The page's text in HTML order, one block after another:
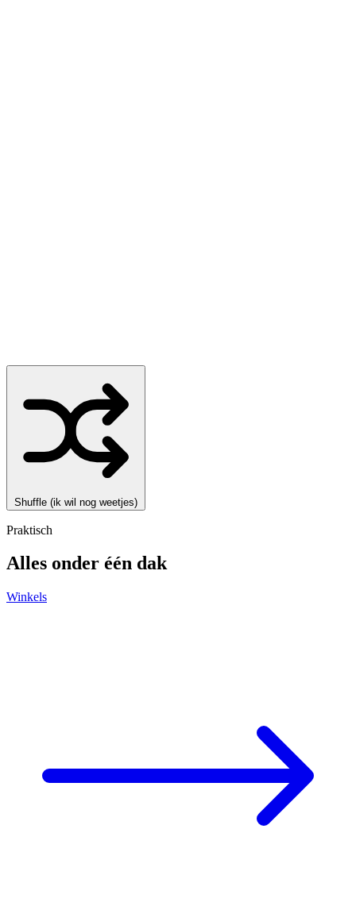
Shuffle (ik wil nog weetjes)
Praktisch
Alles onder één dak
Winkels